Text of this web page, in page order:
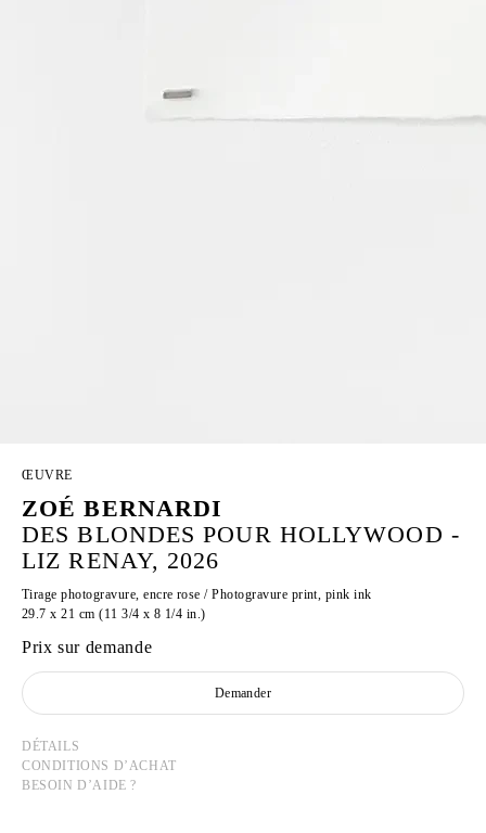
ŒUVRE
ZOÉ BERNARDI
DES BLONDES POUR HOLLYWOOD -
LIZ RENAY, 2026
Tirage photogravure, encre rose / Photogravure print, pink ink
29.7 x 21 cm (11 3/4 x 8 1/4 in.)
Prix sur demande
Demander
DÉTAILS
CONDITIONS D’ACHAT
BESOIN D’AIDE ?